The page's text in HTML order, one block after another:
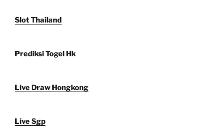
Slot Thailand
Prediksi Togel Hk
Live Draw Hongkong
Live Sgp